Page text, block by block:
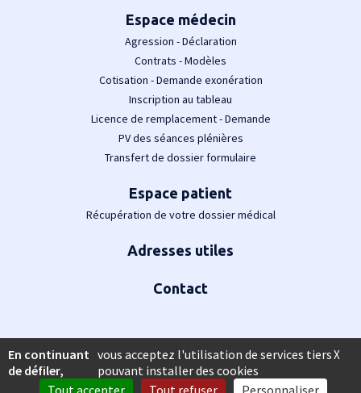
Espace médecin
Agression - Déclaration
Contrats - Modèles
Cotisation - Demande exonération
Inscription au tableau
Licence de remplacement - Demande
PV des séances plénières
Transfert de dossier formulaire
Espace patient
Récupération de votre dossier médical
Adresses utiles
Contact
X
En continuant
de défiler,
vous acceptez l'utilisation de services tiers
pouvant installer des cookies
Tout accepter
Tout refuser Personnaliser